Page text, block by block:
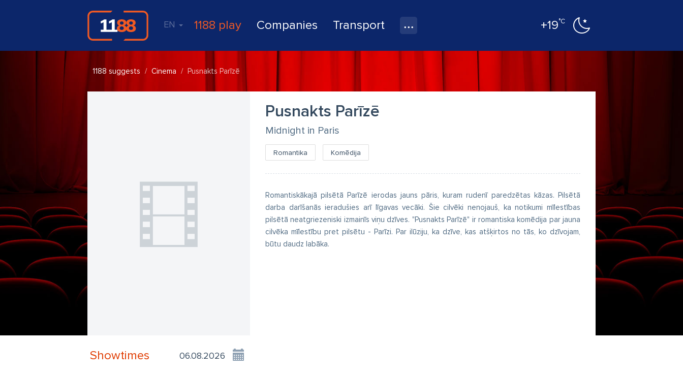
EN 1188 play Companies Transport +19°C
1188 suggests Cinema Pusnakts Parīzē
Showtimes
Pusnakts Parīzē
Midnight in Paris
Romantika Komēdija
Romantiskākajā pilsētā Parīzē ierodas jauns pāris, kuram rudenī paredzētas kāzas. Pilsētā
darba darīšanās ieradušies arī līgavas vecāki. Šie cilvēki nenojauš, ka notikumi mīlestības
pilsētā neatgriezeniski izmainīs viņu dzīves. "Pusnakts Parīzē" ir romantiska komēdija par jauna
cilvēka mīlestību pret pilsētu - Parīzi. Par ilūziju, ka dzīve, kas atšķirtos no tās, ko dzīvojam,
būtu daudz labāka.